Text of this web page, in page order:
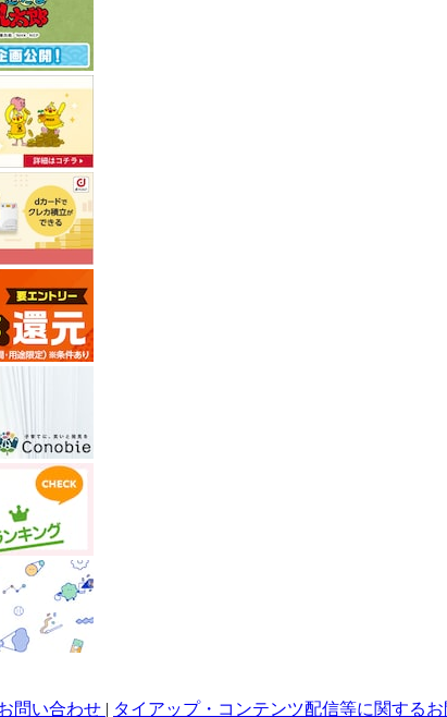
問い合わせ | タイアップ・コンテンツ配信等に関する